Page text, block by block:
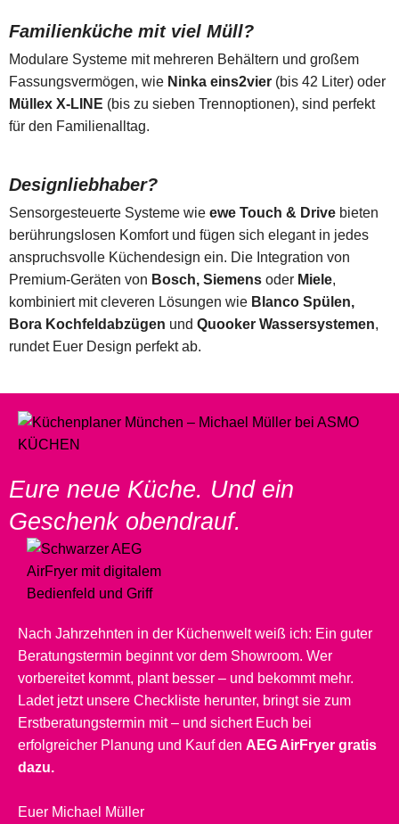
Familienküche mit viel Müll?
Modulare Systeme mit mehreren Behältern und großem
Fassungsvermögen, wie Ninka eins2vier (bis 42 Liter) oder
Müllex X-LINE (bis zu sieben Trennoptionen), sind perfekt
für den Familienalltag.
Designliebhaber?
Sensorgesteuerte Systeme wie ewe Touch & Drive bieten
berührungslosen Komfort und fügen sich elegant in jedes
anspruchsvolle Küchendesign ein. Die Integration von
Premium-Geräten von Bosch, Siemens oder Miele,
kombiniert mit cleveren Lösungen wie Blanco Spülen,
Bora Kochfeldabzügen und Quooker Wassersystemen,
rundet Euer Design perfekt ab.
Eure neue Küche. Und ein
Geschenk obendrauf.
Nach Jahrzehnten in der Küchenwelt weiß ich: Ein guter
Beratungstermin beginnt vor dem Showroom. Wer
vorbereitet kommt, plant besser – und bekommt mehr.
Ladet jetzt unsere Checkliste herunter, bringt sie zum
Erstberatungstermin mit – und sichert Euch bei
erfolgreicher Planung und Kauf den AEG AirFryer gratis
dazu.
Euer Michael Müller